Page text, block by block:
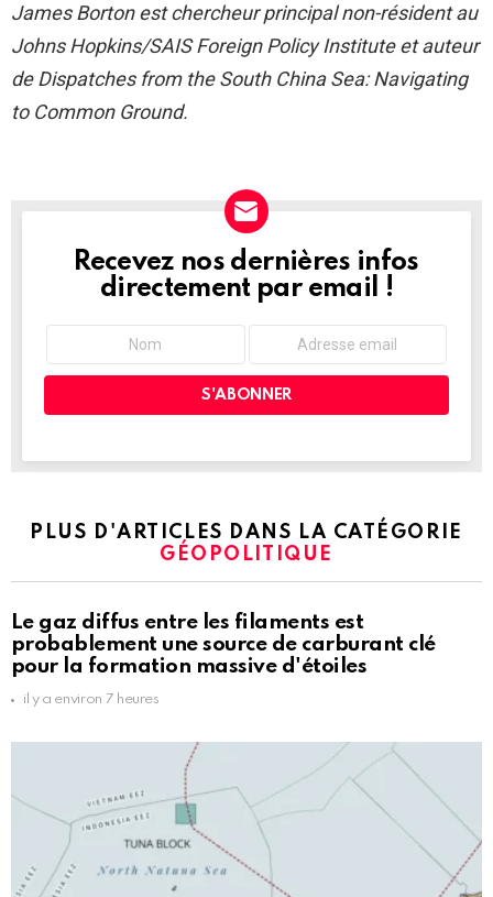
James Borton est chercheur principal non-résident au
Johns Hopkins/SAIS Foreign Policy Institute et auteur
de Dispatches from the South China Sea: Navigating
to Common Ground.
NEWSLETTER
Recevez nos dernières infos
directement par email !
PLUS D'ARTICLES DANS LA CATÉGORIE
GÉOPOLITIQUE
Le gaz diffus entre les filaments est
probablement une source de carburant clé
pour la formation massive d'étoiles
il y a environ 7 heures